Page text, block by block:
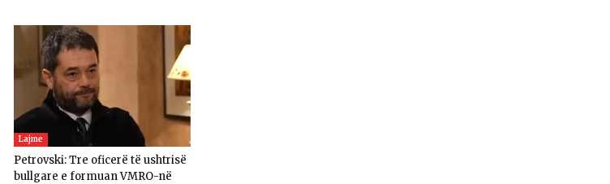
Lajme
Petrovski: Tre oficerë të ushtrisë
bullgare e formuan VMRO-në